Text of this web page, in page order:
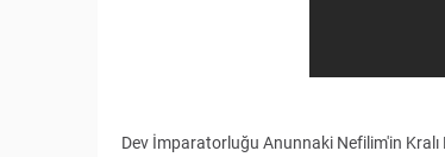
Dev İmparatorluğu Anunnaki Nefilim'in Kralı